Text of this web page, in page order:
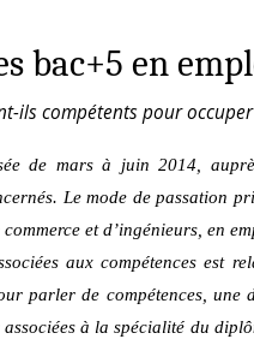
bac+5 en
ils compétents pour
de mars à juin 2014,
Le mode de passation
et d’ingénieurs, en
aux compétences est
parler de compétences, une
à la spécialité du